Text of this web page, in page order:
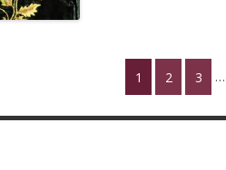
1 2 3 …